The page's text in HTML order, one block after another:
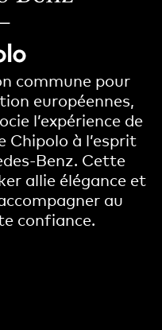
commune pour
européennes,
l’expérience de
à l’esprit
Benz. Cette
allie élégance et
au
confiance.